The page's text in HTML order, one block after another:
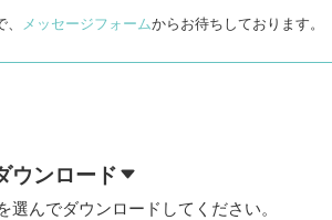
メッセージフォームからお待ちしております。
ウンロード
んでダウンロードしてください。